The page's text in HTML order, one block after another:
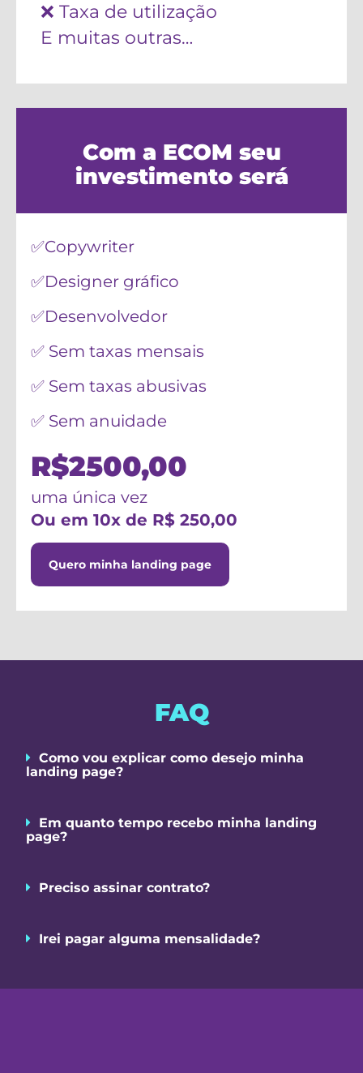
❌ Taxa de utilização
E muitas outras…
Com a ECOM seu
investimento será
✅Copywriter
✅Designer gráfico
✅Desenvolvedor
✅ Sem taxas mensais
✅ Sem taxas abusivas
✅ Sem anuidade
R$2500,00
uma única vez
Ou em 10x de R$ 250,00
Quero minha landing page
FAQ
Como vou explicar como desejo minha
landing page?
Em quanto tempo recebo minha landing
page?
Preciso assinar contrato?
Irei pagar alguma mensalidade?